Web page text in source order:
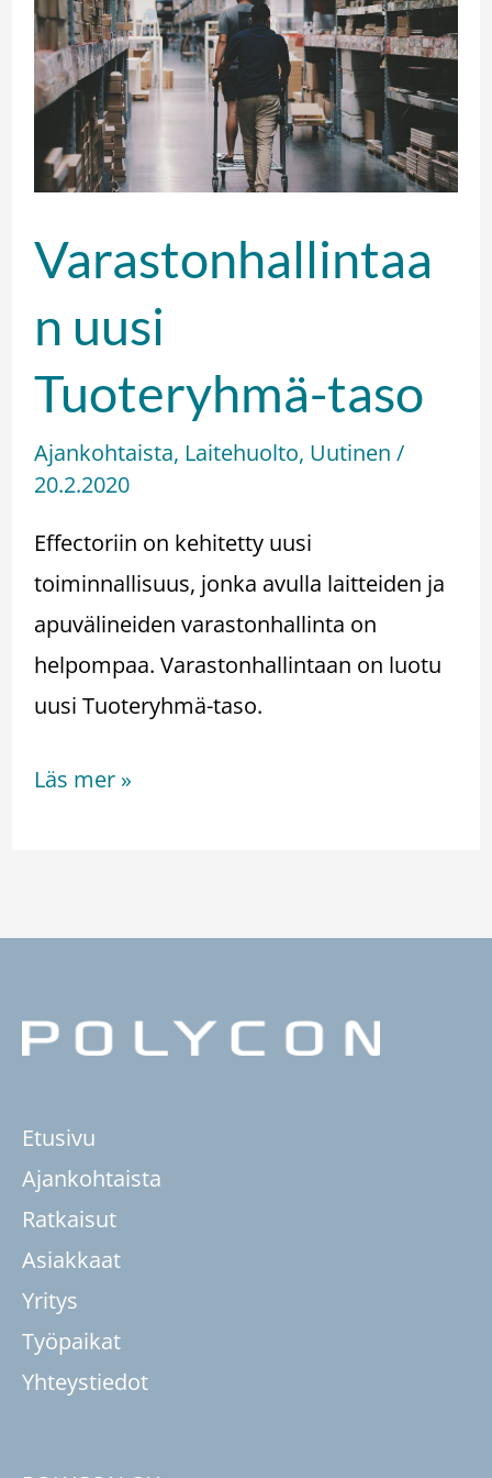
Varastonhallintaa
n uusi
Tuoteryhmä-taso
Ajankohtaista, Laitehuolto, Uutinen /
20.2.2020
Effectoriin on kehitetty uusi
toiminnallisuus, jonka avulla laitteiden ja
apuvälineiden varastonhallinta on
helpompaa. Varastonhallintaan on luotu
uusi Tuoteryhmä-taso.
Tuoteryhmä-
taso
Läs mer »
Etusivu
Ajankohtaista
Ratkaisut
Asiakkaat
Yritys
Työpaikat
Yhteystiedot